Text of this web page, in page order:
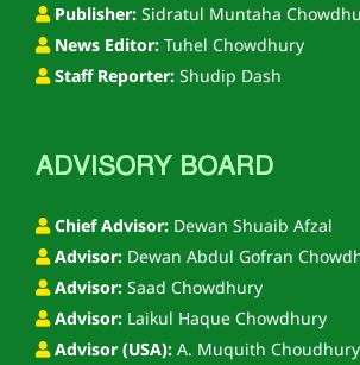
Publisher: Sidratul Muntaha
News Editor: Tuhel Chowdhury
Staff Reporter: Shudip Dash
ADVISORY BOARD
Chief Advisor: Dewan Shuaib Afzal
Advisor: Dewan Abdul Gofran
Advisor: Saad Chowdhury
Advisor: Laikul Haque Chowdhury
Advisor (USA): A. Muquith Choudhury